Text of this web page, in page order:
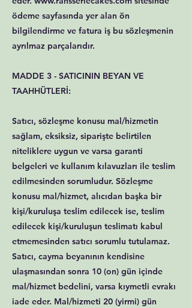
ödeme sayfasında yer alan ön
bilgilendirme ve fatura iş bu sözleşmenin
ayrılmaz parçalarıdır.
MADDE 3 - SATICININ BEYAN VE
TAAHHÜTLERİ:
Satıcı, sözleşme konusu mal/hizmetin
sağlam, eksiksiz, siparişte belirtilen
niteliklere uygun ve varsa garanti
belgeleri ve kullanım kılavuzları ile teslim
edilmesinden sorumludur. Sözleşme
konusu mal/hizmet, alıcıdan başka bir
kişi/kuruluşa teslim edilecek ise, teslim
edilecek kişi/kuruluşun teslimatı kabul
etmemesinden satıcı sorumlu tutulamaz.
Satıcı, cayma beyanının kendisine
ulaşmasından sonra 10 (on) gün içinde
mal/hizmet bedelini, varsa kıymetli evrakı
iade eder. Mal/hizmeti 20 (yirmi) gün